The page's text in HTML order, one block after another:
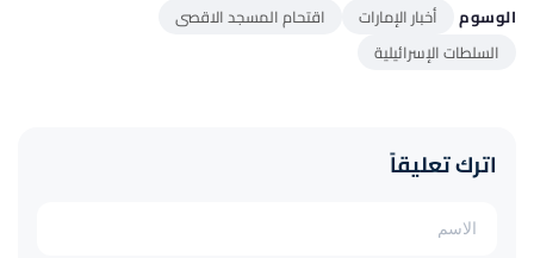
الوسوم أخبار الإمارات
اقتحام المسجد الاقصى
السلطات الإسرائيلية
اترك تعليقاً